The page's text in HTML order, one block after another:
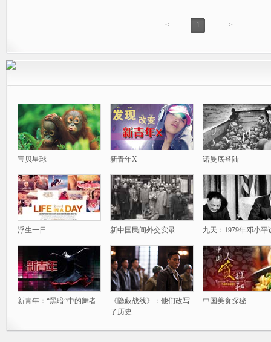
< 1 >
宝贝星球 新青年X 诺曼底登陆
浮生一日 新中国民间外交实录 九天：1979年邓小平
新青年：“黑暗”中的舞者
《隐蔽战线》：他们改写
了历史
中国美食探秘